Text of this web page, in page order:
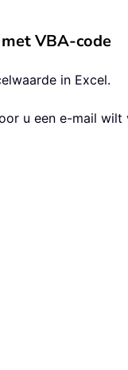
VBA-code
in Excel.
u een e-mail